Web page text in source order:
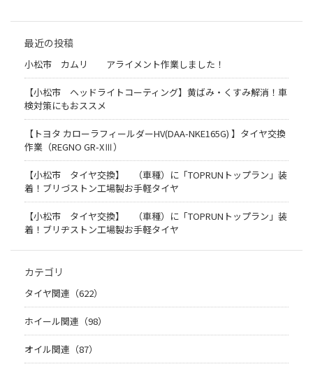
最近の投稿
小松市 カムリ アライメント作業しました！
【小松市 ヘッドライトコーティング】黄ばみ・くすみ解消！車
検対策にもおススメ
【トヨタ カローラフィールダーHV(DAA-NKE165G) 】タイヤ交換
作業（REGNO GR-XⅢ）
【小松市 タイヤ交換】 （車種）に「TOPRUNトップラン」装
着！ブリづストン工場製お手軽タイヤ
【小松市 タイヤ交換】 （車種）に「TOPRUNトップラン」装
着！ブリヂストン工場製お手軽タイヤ
カテゴリ
タイヤ関連（622）
ホイール関連（98）
オイル関連（87）